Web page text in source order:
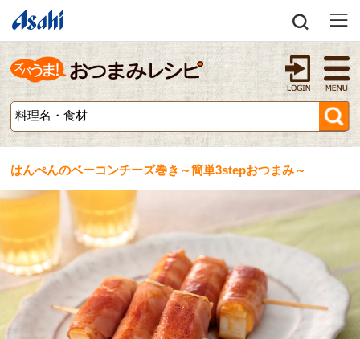
はんぺんのベーコンチーズ巻き～簡単3stepおつまみ～